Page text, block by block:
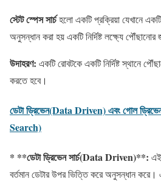
স্টেটস্পেসসার্চহলো একটি প্রক্রিয়া যেখানে একটি
অনুসন্ধান করা হয় একটি নির্দিষ্ট লক্ষ্যে
উদাহরণ: একটি রোবটকে একটি নির্দিষ্ট স্থানে
করতে হবে।
ডেটা ড্রিভেন(Data Driven) এবং গোল
Search)
* **ডেটাড্রিভেনসার্চ(Data Driven)**: এই
বর্তমান ডেটার উপর ভিত্তি করে অনুসন্ধান করে।